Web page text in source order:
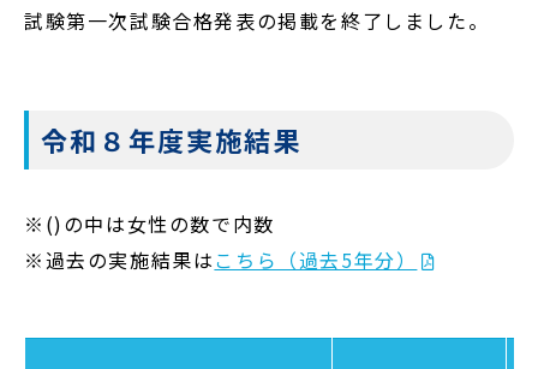
ダウンロード
お問い合わせ
個人情報の取扱いについて
試験第一次試験合格発表の掲載を終了しました。
令和８年度実施結果
※()の中は女性の数で内数
※過去の実施結果はこちら（過去5年分）